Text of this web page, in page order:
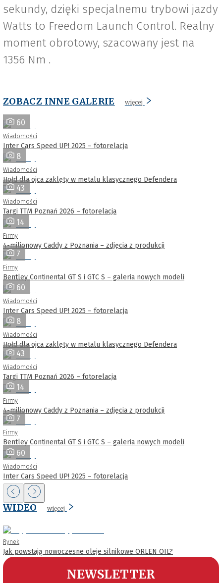
sekundy, dzięki specjalnemu trybowi jazdy
Watts to Freedom Launch Control. Realny
moment obrotowy, szacowany jest na
1356 Nm .
ZOBACZ INNE GALERIE więcej
60
Wiadomości
Inter Cars Speed UP! 2025 – fotorelacja
8
Wiadomości
Hołd dla ojca zaklęty w metalu klasycznego Defendera
43
Wiadomości
Targi TTM Poznań 2026 – fotorelacja
14
Firmy
4-milionowy Caddy z Poznania – zdjęcia z produkcji
7
Firmy
Bentley Continental GT S i GTC S – galeria nowych modeli
60
Wiadomości
Inter Cars Speed UP! 2025 – fotorelacja
8
Wiadomości
Hołd dla ojca zaklęty w metalu klasycznego Defendera
43
Wiadomości
Targi TTM Poznań 2026 – fotorelacja
14
Firmy
4-milionowy Caddy z Poznania – zdjęcia z produkcji
7
Firmy
Bentley Continental GT S i GTC S – galeria nowych modeli
60
Wiadomości
Inter Cars Speed UP! 2025 – fotorelacja
WIDEO więcej
Rynek
Jak powstają nowoczesne oleje silnikowe ORLEN OIL?
NEWSLETTER